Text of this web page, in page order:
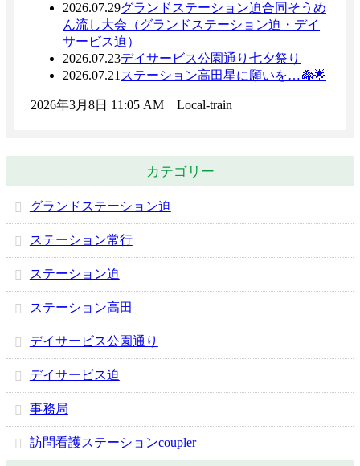
2026.07.29グランドステーション迫合同そうめ
ん流し大会（グランドステーション迫・デイ
サービス迫）
2026.07.23デイサービス公園通り 七夕祭り
2026.07.21 ステーション高田星に願いを…🎋🌟
2026年3月8日 11:05 AM Local-train
カテゴリー
グランドステーション迫
ステーション常行
ステーション迫
ステーション高田
デイサービス公園通り
デイサービス迫
事務局
訪問看護ステーションcoupler